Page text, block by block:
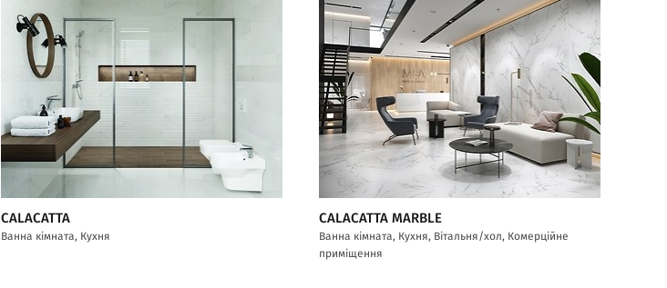
CALACATTA
Ванна кімната, Кухня
CALACATTA MARBLE
Ванна кімната, Кухня, Вітальня/хол, Комерційне
приміщення